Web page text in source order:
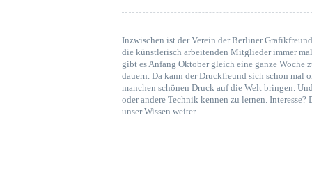
Inzwischen ist der Verein der Berliner
die künstlerisch arbeitenden Mitglieder immer
gibt es Anfang Oktober gleich eine ganze Woche
dauern. Da kann der Druckfreund sich schon mal
manchen schönen Druck auf die Welt bringen.
oder andere Technik kennen zu lernen.
unser Wissen weiter.